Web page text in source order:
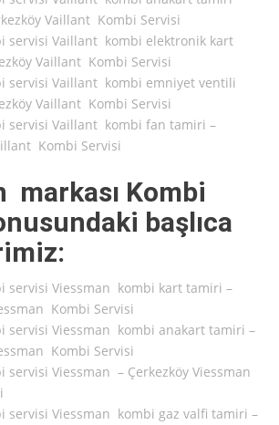
Vaillant Kombi Servisi
servisi Vaillant kombi elektronik kart
Vaillant Kombi Servisi
servisi Vaillant kombi emniyet ventili
Vaillant Kombi Servisi
servisi Vaillant kombi fan tamiri –
Kombi Servisi
markası Kombi
başlıca
servisi Viessman kombi kart tamiri –
Kombi Servisi
servisi Viessman kombi anakart tamiri –
Kombi Servisi
servisi Viessman – Çerkezköy Viessman
servisi Viessman kombi gaz valfi tamiri –